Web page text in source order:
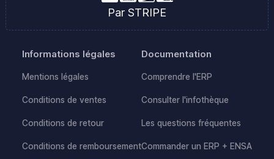
Par STRIPE
Informations légales
Mentions légales
Conditions de ventes
Conditions de retour
Conditions de remboursement
Documentation
Comprendre l'ERP
Consulter l'infothèque
Les questions fréquentes
Commander un ERP + ENSA